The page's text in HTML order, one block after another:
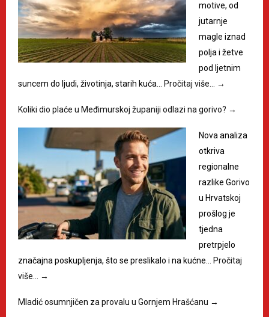
motive, od
jutarnje
magle iznad
polja i žetve
pod ljetnim
suncem do ljudi, životinja, starih kuća…
Pročitaj više… →
Koliki dio plaće u Međimurskoj županiji odlazi na gorivo? →
Nova analiza
otkriva
regionalne
razlike Gorivo
u Hrvatskoj
prošlog je
tjedna
pretrpjelo
značajna poskupljenja, što se preslikalo i na kućne…
Pročitaj
više…
→
Mladić osumnjičen za provalu u Gornjem Hrašćanu →